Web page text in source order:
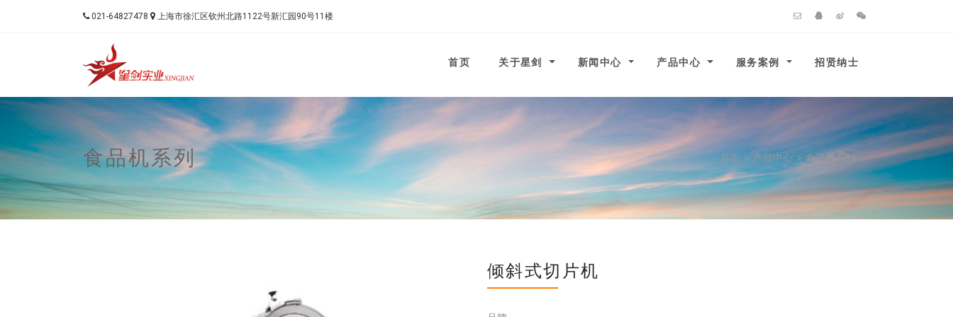
021-64827478 上海市徐汇区钦州北路1122号新汇园90号11楼
首页 关于星剑 新闻中心 产品中心 服务案例 招贤纳士
食品机系列 首页 > 产品中心 > 食品机系列
倾斜式切片机